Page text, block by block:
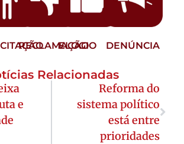
RECLAMAÇÃO
ELOGIO DENÚNCIA
Relacionadas
e
Reforma do
sistema político
está entre
prioridades